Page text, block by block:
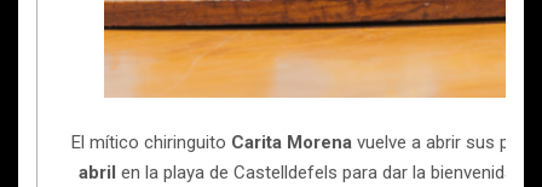
El mítico chiringuito Carita Morena vuelve a abrir sus
abril en la playa de Castelldefels para dar la bienvenida a